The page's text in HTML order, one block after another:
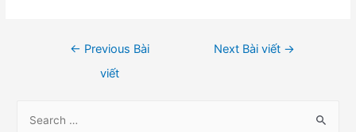
← Previous Bài
viết
Next Bài viết →